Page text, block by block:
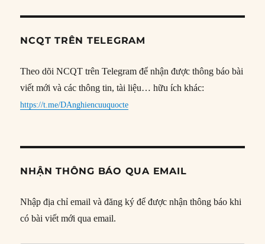
NCQT TRÊN TELEGRAM
Theo dõi NCQT trên Telegram để nhận được thông báo bài
viết mới và các thông tin, tài liệu… hữu ích khác:
https://t.me/DAnghiencuuquocte
NHẬN THÔNG BÁO QUA EMAIL
Nhập địa chỉ email và đăng ký để được nhận thông báo khi
có bài viết mới qua email.